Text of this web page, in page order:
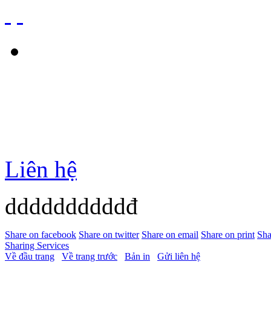
Liên hệ
ddddddddddđ
Share on facebook Share on twitter Share on email Share on print
Sharing Services
Về đầu trang
Về trang trước Bản in Gửi liên hệ